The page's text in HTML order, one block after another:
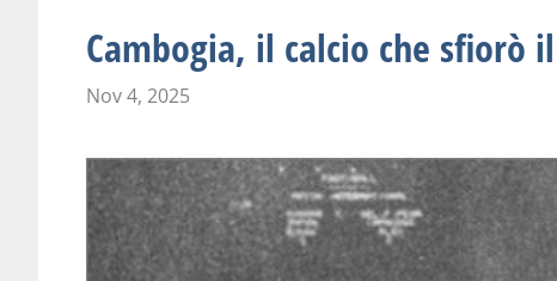
Cambogia, il calcio che sfiorò
Nov 4, 2025